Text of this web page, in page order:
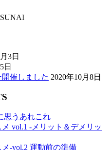
3日
日
催しました 2020年10月8日
思うあれこれ
vol.1 -メリット＆デメリッ
-vol.2 運動前の準備